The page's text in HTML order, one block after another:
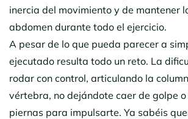
inercia del movimiento y de mantener
abdomen durante todo el ejercicio.
A pesar de lo que pueda parecer a
ejecutado resulta todo un reto. La
rodar con control, articulando la
vértebra, no dejándote caer de golpe
piernas para impulsarte. Ya sabéis